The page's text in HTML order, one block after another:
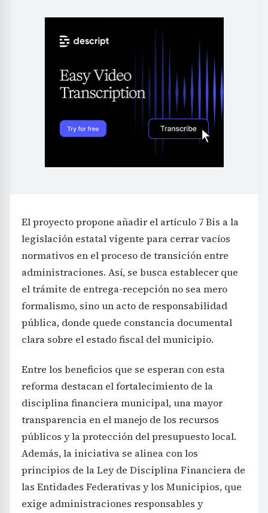
El proyecto propone añadir el artículo 7 Bis a la
legislación estatal vigente para cerrar vacíos
normativos en el proceso de transición entre
administraciones. Así, se busca establecer que
el trámite de entrega-recepción no sea mero
formalismo, sino un acto de responsabilidad
pública, donde quede constancia documental
clara sobre el estado fiscal del municipio.
Entre los beneficios que se esperan con esta
reforma destacan el fortalecimiento de la
disciplina financiera municipal, una mayor
transparencia en el manejo de los recursos
públicos y la protección del presupuesto local.
Además, la iniciativa se alinea con los
principios de la Ley de Disciplina Financiera de
las Entidades Federativas y los Municipios, que
exige administraciones responsables y